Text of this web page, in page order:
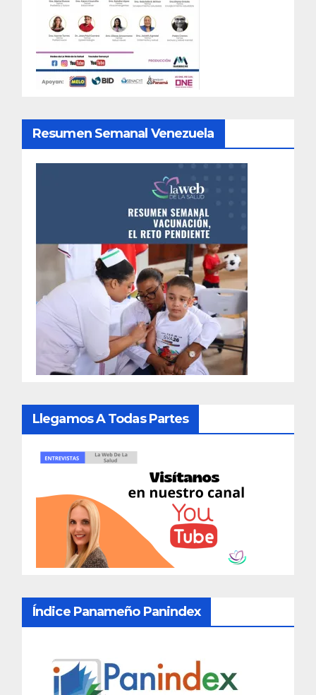
Resumen Semanal Venezuela
Llegamos A Todas Partes
Índice Panameño Panindex